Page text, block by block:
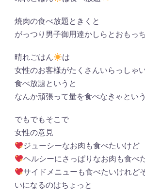
焼肉の食べ放題ときくと
がっつり男子御用達かしらとおもっ
晴れごはん
は
女性のお客様がたくさんいらっしゃ
食べ放題というと
なんか頑張って量を食べなきゃとい
でもでもそこで
女性の意見
ジューシーなお肉も食べたいけど
ヘルシーにさっぱりなお肉も食べ
サイドメニューも食べたいけれど
いになるのはちょっと